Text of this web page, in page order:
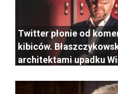
Twitter płonie od
kibiców.
architektami upadku